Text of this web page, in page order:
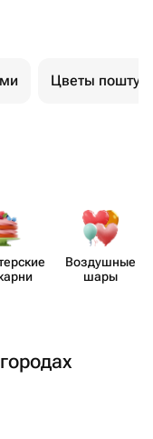
Цветы
Воздушные
шары